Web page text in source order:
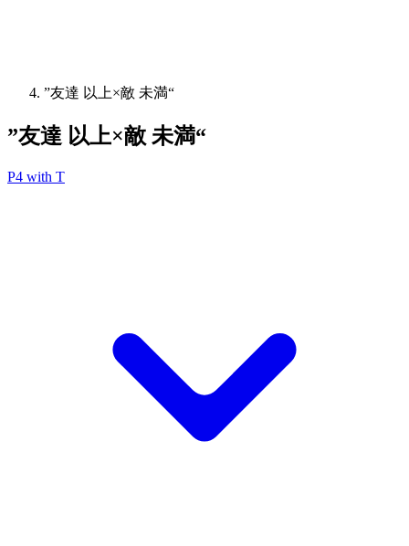
”友達 以上×敵 未満“
”友達 以上×敵 未満“
P4 with T